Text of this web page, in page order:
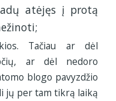
atėjęs į protą
Tačiau ar dėl
ar dėl nedoro
blogo pavyzdžio
jų per tam tikrą laiką